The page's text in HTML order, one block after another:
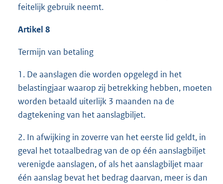
feitelijk gebruik neemt.
Artikel 8
Termijn van betaling
1. De aanslagen die worden opgelegd in het
belastingjaar waarop zij betrekking hebben, moeten
worden betaald uiterlijk 3 maanden na de
dagtekening van het aanslagbiljet.
2. In afwijking in zoverre van het eerste lid geldt, in
geval het totaalbedrag van de op één aanslagbiljet
verenigde aanslagen, of als het aanslagbiljet maar
één aanslag bevat het bedrag daarvan, meer is dan